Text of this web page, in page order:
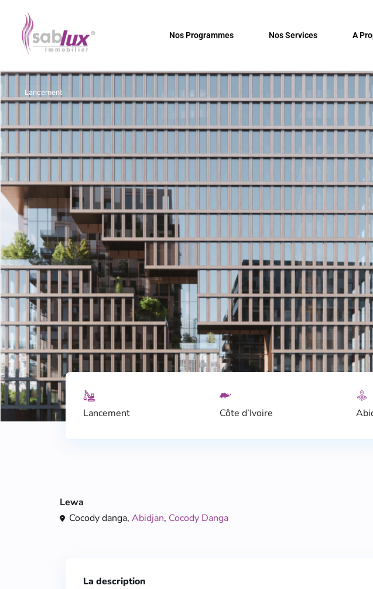
Nos Programmes Nos Services A
Lancement
Lancement Côte d’Ivoire
Lewa
Cocody danga, Abidjan, Cocody Danga
La description